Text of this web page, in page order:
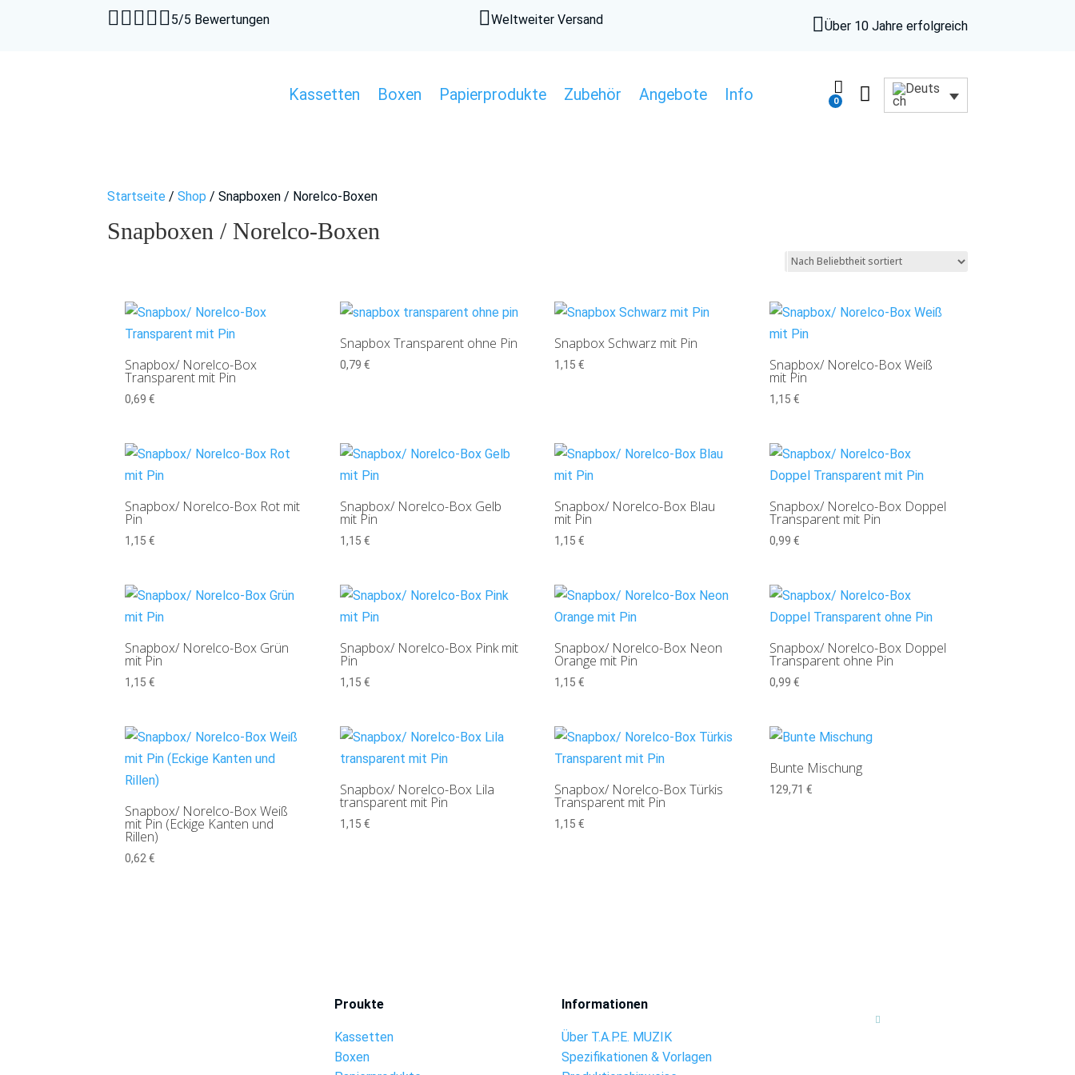
5/5 Bewertungen Weltweiter Versand Über 10 Jahre erfolgreich
Kassetten Boxen Papierprodukte Zubehör Angebote Info 
0 
Startseite /Shop / Snapboxen / Norelco-Boxen
Snapboxen / Norelco-Boxen
Snapbox/ Norelco-Box
Transparent mit Pin
0,69 €
Snapbox Transparent ohne Pin
0,79 €
Snapbox Schwarz mit Pin
1,15€ Snapbox/ Norelco-Box Weiß
mit Pin
1,15€
Snapbox/ Norelco-Box Rot mit
Pin
1,15 €
Snapbox/ Norelco-Box Gelb
mit Pin
1,15 €
Snapbox/ Norelco-Box Blau
mit Pin
1,15€
Snapbox/ Norelco-Box Doppel
Transparent mit Pin
0,99€
Snapbox/ Norelco-Box Grün
mit Pin
1,15 €
Snapbox/ Norelco-Box Pink mit
Pin
1,15 €
Snapbox/ Norelco-Box Neon
Orange mit Pin
1,15€
Snapbox/ Norelco-Box Doppel
Transparent ohne Pin
0,99€
Snapbox/ Norelco-Box Weiß
mit Pin (Eckige Kanten und
Rillen)
0,62€
Snapbox/ Norelco-Box Lila
transparent mit Pin
1,15 €
Snapbox/ Norelco-Box Türkis
Transparent mit Pin
1,15€
Bunte Mischung
129,71€
Proukte
Kassetten
Boxen
Informationen
Über T.A.P.E. MUZIK
Spezifikationen & Vorlagen
